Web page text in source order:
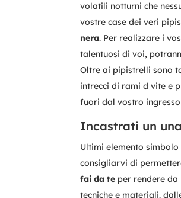
volatili notturni che
vostre case dei veri
nera. Per realizzare i
talentuosi di voi,
Oltre ai pipistrelli sono
intrecci di rami d vite e
fuori dal vostro ingresso
Incastrati un
Ultimi elemento
consigliarvi di
fai da teper rendere da
tecniche e materiali.